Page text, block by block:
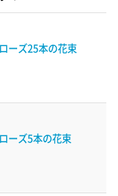
ーズ25本の花束
ーズ5本の花束